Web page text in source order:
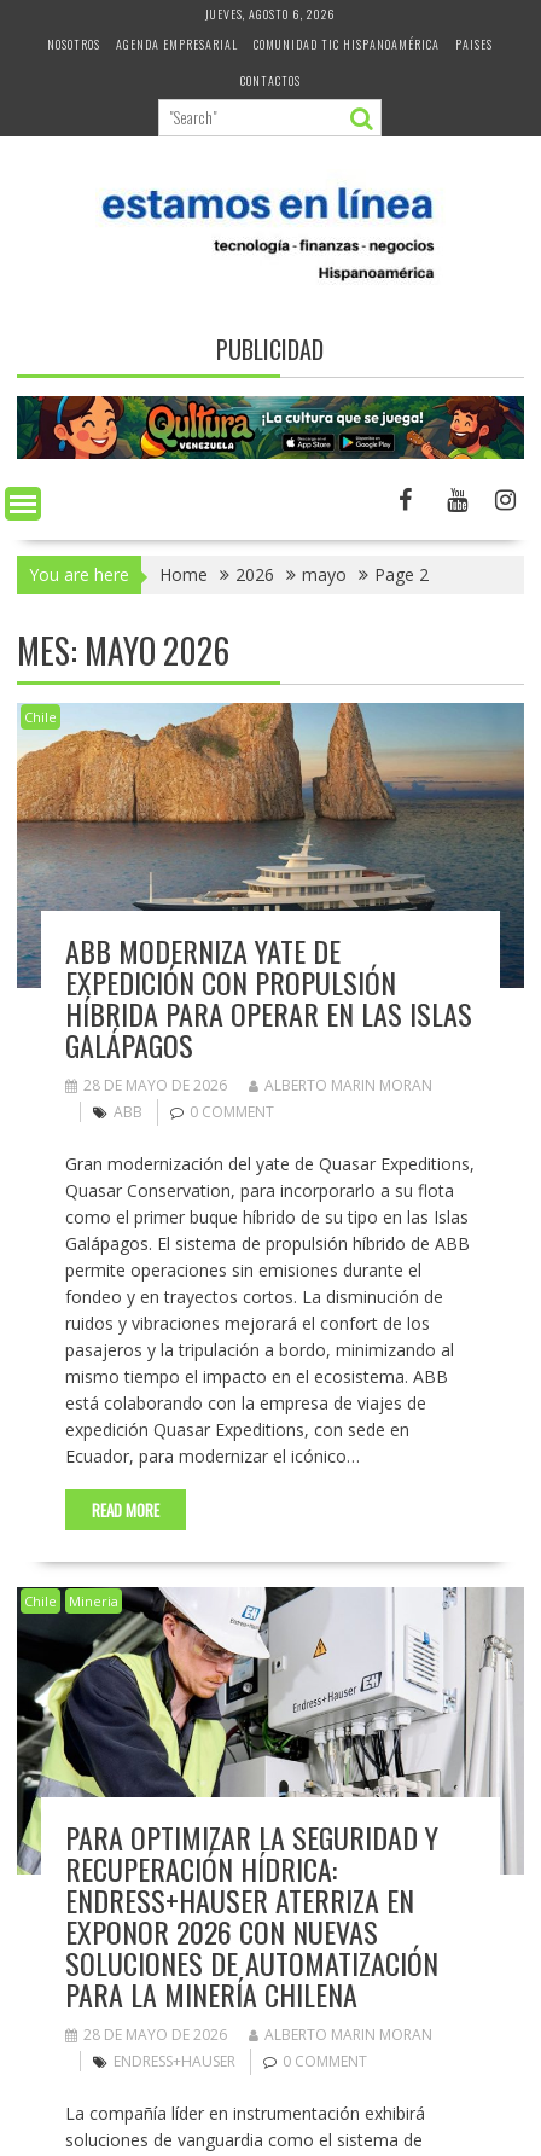
JUEVES, AGOSTO 6, 2026
NOSOTROS
AGENDA EMPRESARIAL COMUNIDAD TIC HISPANOAMÉRICA
PAISES
CONTACTOS
PUBLICIDAD
You are here Home 2026 mayo Page 2
MES: MAYO 2026
Chile
ABB MODERNIZA YATE DE
EXPEDICIÓN CON PROPULSIÓN
HÍBRIDA PARA OPERAR EN LAS ISLAS
GALÁPAGOS
28 DE MAYO DE 2026
ALBERTO MARIN MORAN
ABB
0 COMMENT
Gran modernización del yate de Quasar Expeditions,
Quasar Conservation, para incorporarlo a su flota
como el primer buque híbrido de su tipo en las Islas
Galápagos. El sistema de propulsión híbrido de ABB
permite operaciones sin emisiones durante el
fondeo y en trayectos cortos. La disminución de
ruidos y vibraciones mejorará el confort de los
pasajeros y la tripulación a bordo, minimizando al
mismo tiempo el impacto en el ecosistema. ABB
está colaborando con la empresa de viajes de
expedición Quasar Expeditions, con sede en
Ecuador, para modernizar el icónico…
READ MORE
Chile Mineria
PARA OPTIMIZAR LA SEGURIDAD Y
RECUPERACIÓN HÍDRICA:
ENDRESS+HAUSER ATERRIZA EN
EXPONOR 2026 CON NUEVAS
SOLUCIONES DE AUTOMATIZACIÓN
PARA LA MINERÍA CHILENA
28 DE MAYO DE 2026
ALBERTO MARIN MORAN
ENDRESS+HAUSER
0 COMMENT
La compañía líder en instrumentación exhibirá
soluciones de vanguardia como el sistema de